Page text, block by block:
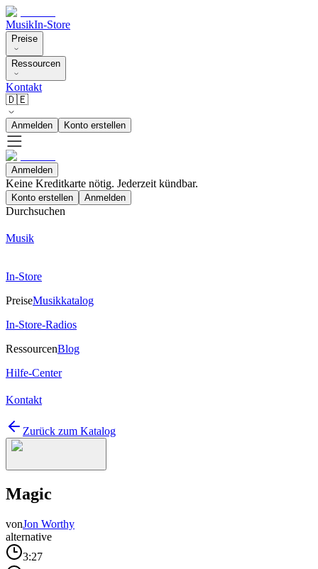
MusikIn-Store
Preise
Ressourcen
Kontakt
🇩🇪
Anmelden Konto erstellen
Anmelden
Keine Kreditkarte nötig. Jederzeit kündbar.
Konto erstellen Anmelden
Durchsuchen
Musik
In-Store
PreiseMusikkatalog
In-Store-Radios
RessourcenBlog
Hilfe-Center
Kontakt
Zurück zum Katalog
Magic
vonJon Worthy
alternative
3:27